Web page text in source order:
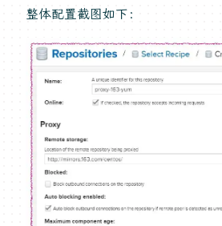
整体配置截图如下：